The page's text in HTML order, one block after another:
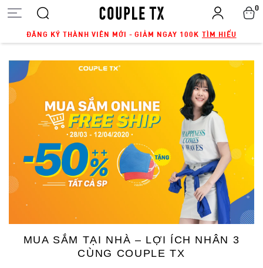
ĐĂNG KÝ THÀNH VIÊN MỚI - GIẢM NGAY 100K TÌM HIỂU
0
MUA SẮM TẠI NHÀ – LỢI ÍCH NHÂN 3
CÙNG COUPLE TX